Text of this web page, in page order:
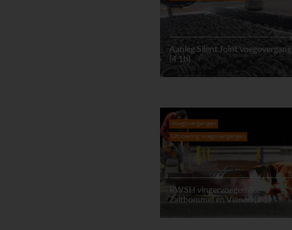
Aanleg Silent Joint voegovergang
(4.1b)
Voegovergangen
Uitvoering voegovergangen
RWSH vingervoegen A2
Zaltbommel en Vianen (2.1)